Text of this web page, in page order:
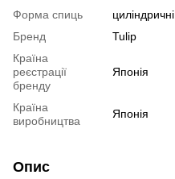
Форма спиць
циліндричні
Бренд
Tulip
Країна
реєстрації
бренду
Японія
Країна
виробництва
Японія
Опис